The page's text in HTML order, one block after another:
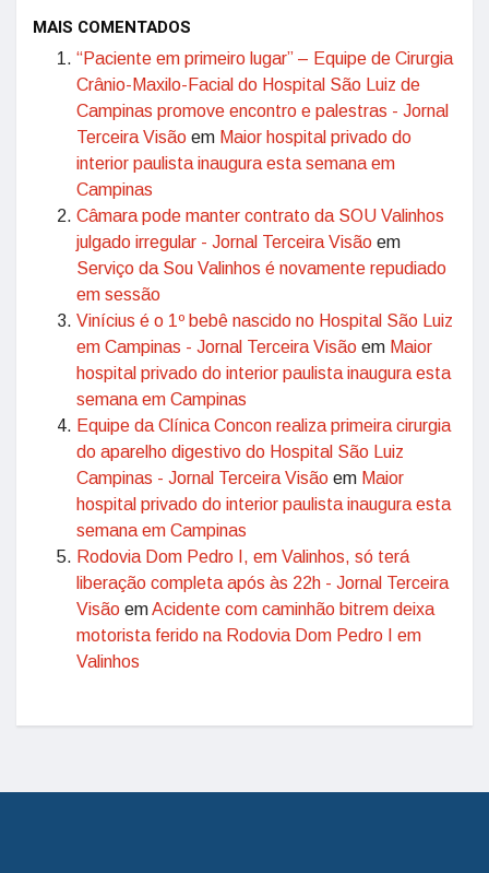
MAIS COMENTADOS
“Paciente em primeiro lugar” – Equipe de Cirurgia
Crânio-Maxilo-Facial do Hospital São Luiz de
Campinas promove encontro e palestras - Jornal
Terceira Visão em Maior hospital privado do
interior paulista inaugura esta semana em
Campinas
Câmara pode manter contrato da SOU Valinhos
julgado irregular - Jornal Terceira Visão em
Serviço da Sou Valinhos é novamente repudiado
em sessão
Vinícius é o 1º bebê nascido no Hospital São Luiz
em Campinas - Jornal Terceira Visão em Maior
hospital privado do interior paulista inaugura esta
semana em Campinas
Equipe da Clínica Concon realiza primeira cirurgia
do aparelho digestivo do Hospital São Luiz
Campinas - Jornal Terceira Visão em Maior
hospital privado do interior paulista inaugura esta
semana em Campinas
Rodovia Dom Pedro I, em Valinhos, só terá
liberação completa após às 22h - Jornal Terceira
Visão emAcidente com caminhão bitrem deixa
motorista ferido na Rodovia Dom Pedro I em
Valinhos